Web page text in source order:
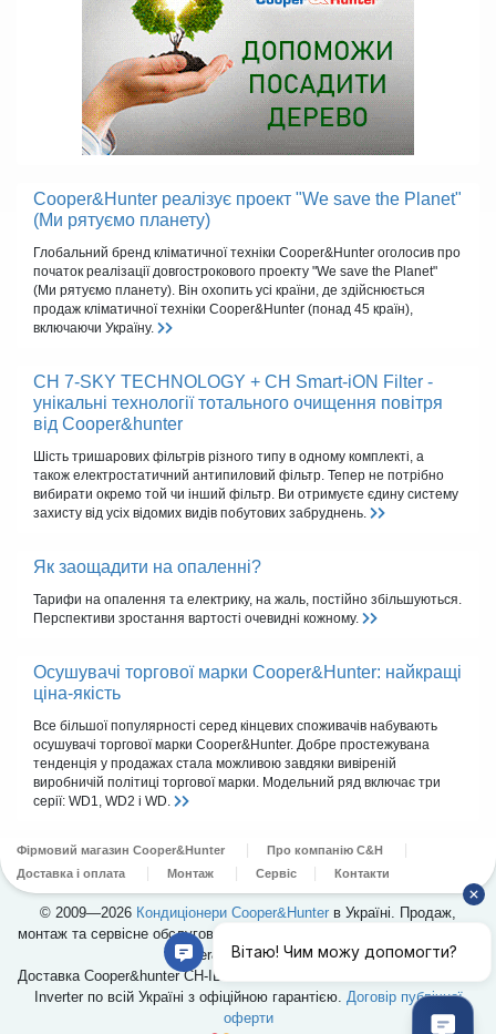
Cooper&Hunter реалізує проект "We save the Planet"
(Ми рятуємо планету)
Глобальний бренд кліматичної техніки Cooper&Hunter оголосив про
початок реалізації довгострокового проекту "We save the Planet"
(Ми рятуємо планету). Він охопить усі країни, де здійснюється
продаж кліматичної техніки Cooper&Hunter (понад 45 країн),
включаючи Україну.
CH 7-SKY TECHNOLOGY + CH Smart-iON Filter -
унікальні технології тотального очищення повітря
від Cooper&hunter
Шість тришарових фільтрів різного типу в одному комплекті, а
також електростатичний антипиловий фільтр. Тепер не потрібно
вибирати окремо той чи інший фільтр. Ви отримуєте єдину систему
захисту від усіх відомих видів побутових забруднень.
Як заощадити на опаленні?
Тарифи на опалення та електрику, на жаль, постійно збільшуються.
Перспективи зростання вартості очевидні кожному.
Осушувачі торгової марки Cooper&Hunter: найкращі
ціна-якість
Все більшої популярності серед кінцевих споживачів набувають
осушувачі торгової марки Cooper&Hunter. Добре простежувана
тенденція у продажах стала можливою завдяки вивіреній
виробничій політиці торгової марки. Модельний ряд включає три
серії: WD1, WD2 і WD.
Фірмовий магазин Cooper&Hunter
Про компанію C&H
Доставка і оплата
Монтаж Сервіс Контакти
© 2009—2026 Кондиціонери Cooper&Hunter в Україні. Продаж,
монтаж та сервісне обслуговування кондиціонерів. Офіційний дилер
Cooper&Hunter в Україні.
Доставка Cooper&hunter CH-ID12NK4/CH-IU12NK4 Nordic Commercial
Inverter по всій Україні з офіційною гарантією. Договір публічної
оферти